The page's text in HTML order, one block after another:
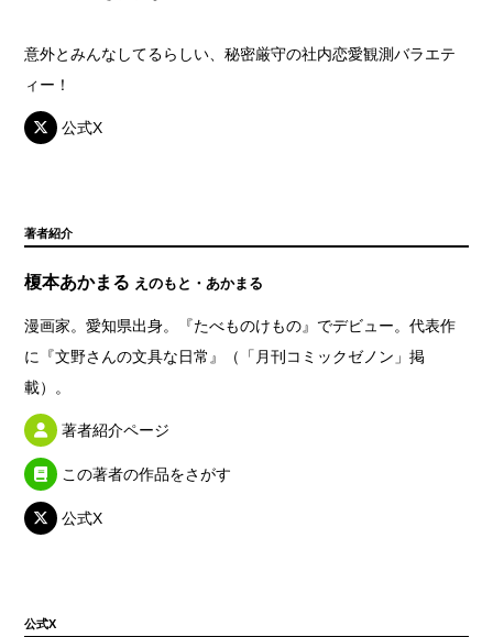
意外とみんなしてるらしい、秘密厳守の社内恋愛観測バラエテ
ィー！
公式X
著者紹介
榎本あかまる えのもと・あかまる
漫画家。愛知県出身。『たべものけもの』でデビュー。代表作
に『文野さんの文具な日常』（「月刊コミックゼノン」掲
載）。
著者紹介ページ
この著者の作品をさがす
公式X
公式X